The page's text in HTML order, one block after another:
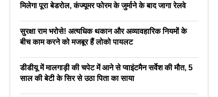
मिलेगा पूरा बेडरोल, कंज्यूमर फोरम के जुर्माने के बाद जागा रेलवे
सुरक्षा राम भरोसे! अत्यधिक थकान और अव्यावहारिक नियमों के
बीच काम करने को मजबूर हैं लोको पायलट
डीडीयू में मालगाड़ी की चपेट में आने से प्वाइंटमैन सर्वेश की मौत, 5
साल की बेटी के सिर से उठा पिता का साया